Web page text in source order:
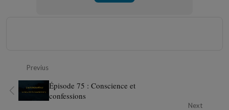
Previus
Épisode 75 : Conscience et
confessions
Next